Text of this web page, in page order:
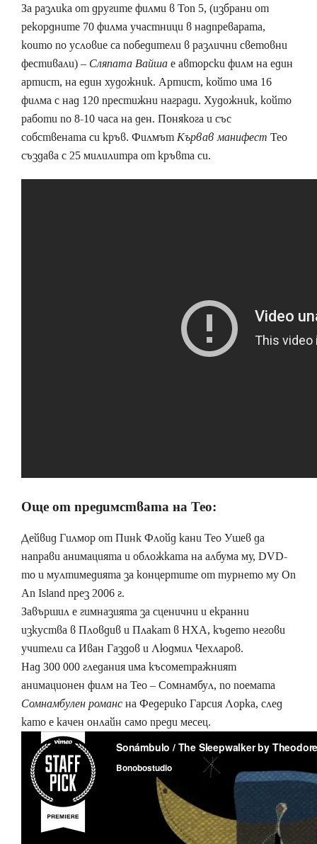
За разлика от другите филми в Топ 5, (избрани от
рекордните 70 филма участници в надпреварата,
които по условие са победители в различни световни
фестивали) – Сляпата Вайшае авторски филм на един
артист, на един художник. Артист, който има 16
филма с над 120 престижни награди. Художник, който
работи по 8-10 часа на ден. Понякога и със
собствената си кръв. ФилмътКървав манифест Тео
създава с 25 милилитра от кръвта си.
Още от предимствата на Тео:
Дейвид Гилмор от Пинк Флойд кани Тео Ушев да
направи анимацията и обложката на албума му, DVD-
то и мултимедията за концертите от турнето му On
Аn Island през 2006 г.
Завършил е гимназията за сценични и екранни
изкуства в Пловдив и Плакат в НХА, където негови
учители са Иван Газдов и Людмил Чехларов.
Над 300 000 гледания има късометражният
анимационен филм на Тео – Сомнамбул, по поемата
Сомнамбулен романсна Федерико Гарсия Лорка, след
като е качен онлайн само преди месец.